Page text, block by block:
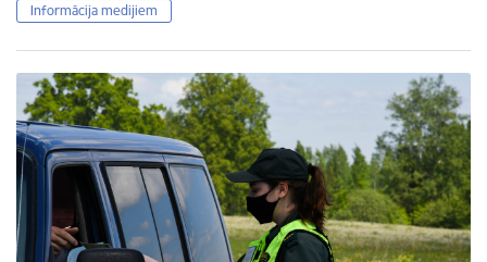
Informācija medijiem